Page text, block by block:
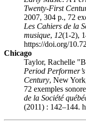
Twenty-First
2007, 304 p., 72
Les Cahiers de la
musique, 12(1-2),
https://doi.org/
Chicago
Taylor, Rachelle
Period
Century, New
72 exemples
de la Société
(2011) : 142–144.